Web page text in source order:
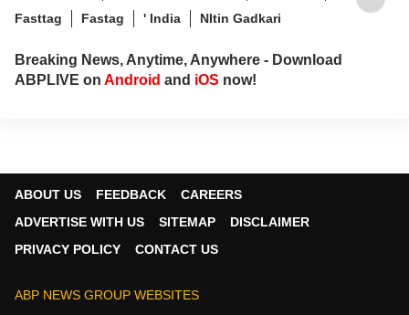
Fasttag
Fastag ' India NItin Gadkari
Breaking News, Anytime, Anywhere - Download
ABPLIVE on Android and iOS now!
ABOUT US FEEDBACK
CAREERS
ADVERTISE WITH US
SITEMAP
DISCLAIMER
PRIVACY POLICY
CONTACT US
ABP NEWS GROUP WEBSITES